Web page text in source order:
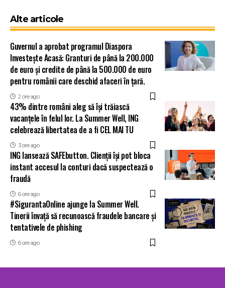
Alte articole
Guvernul a aprobat programul Diaspora
Investește Acasă: Granturi de până la 200.000
de euro și credite de până la 500.000 de euro
pentru românii care deschid afaceri în țară.
2 ore ago
43% dintre români aleg să își trăiască
vacanțele în felul lor. La Summer Well, ING
celebrează libertatea de a fi CEL MAI TU
3 ore ago
ING lansează SAFEbutton. Clienții își pot bloca
instant accesul la conturi dacă suspectează o
fraudă
6 ore ago
#SigurantaOnline ajunge la Summer Well.
Tinerii învață să recunoască fraudele bancare și
tentativele de phishing
6 ore ago